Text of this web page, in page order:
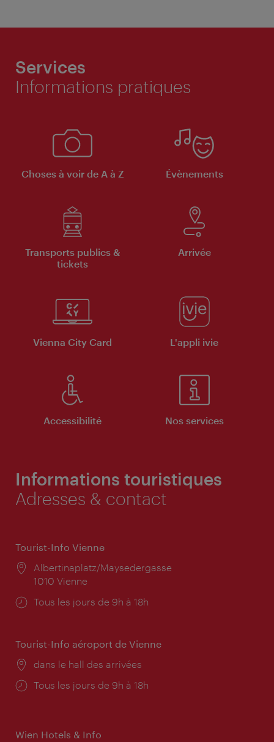
Services
Informations pratiques
Choses à voir de A à Z Évènements
Transports publics &
tickets
Arrivée
Vienna City Card L'appli ivie
Accessibilité Nos services
Informations touristiques
Adresses & contact
Tourist-Info Vienne
Lieu:
Albertinaplatz/Maysedergasse
1010 Vienne
Horaires
Tous les jours de 9h à 18h
Tourist-Info aéroport de Vienne
Lieu:
dans le hall des arrivées
Horaires
Tous les jours de 9h à 18h
Wien Hotels & Info